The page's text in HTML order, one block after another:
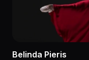
Belinda Pieris